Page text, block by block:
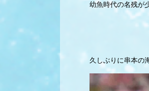
幼魚時代の名残が
久しぶりに串本の